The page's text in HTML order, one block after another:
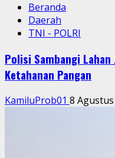
Beranda
Daerah
TNI - POLRI
Polisi Sambangi
Ketahanan Pangan
KamiluProb01 8